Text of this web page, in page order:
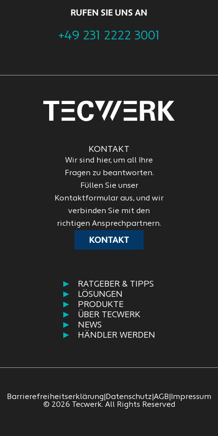
RUFEN SIE UNS AN
+49 231 2222 3001
RATGEBER & TIPPS
LÖSUNGEN
PRODUKTE
ÜBER TECWERK
NEWS
HÄNDLER WERDEN
KONTAKT
Wir sind hier, um all Ihre
Fragen zu beantworten.
Füllen Sie unser
Kontaktformular aus, und wir
verbinden Sie mit den
richtigen Ansprechpartnern.
KONTAKT
Barrierefreiheitserklärung Datenschutz AGB
Impressum
© 2026 Tecwerk. All Rights Reserved